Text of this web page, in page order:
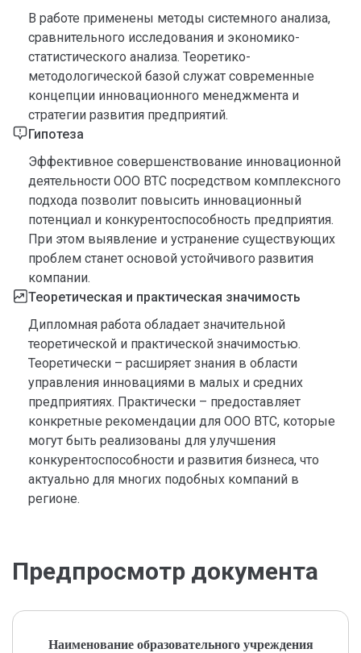
В работе применены методы системного анализа,
сравнительного исследования и экономико-
статистического анализа. Теоретико-
методологической базой служат современные
концепции инновационного менеджмента и
стратегии развития предприятий.
Гипотеза
Эффективное совершенствование инновационной
деятельности ООО ВТС посредством комплексного
подхода позволит повысить инновационный
потенциал и конкурентоспособность предприятия.
При этом выявление и устранение существующих
проблем станет основой устойчивого развития
компании.
Теоретическая и практическая значимость
Дипломная работа обладает значительной
теоретической и практической значимостью.
Теоретически – расширяет знания в области
управления инновациями в малых и средних
предприятиях. Практически – предоставляет
конкретные рекомендации для ООО ВТС, которые
могут быть реализованы для улучшения
конкурентоспособности и развития бизнеса, что
актуально для многих подобных компаний в
регионе.
Предпросмотр документа
Наименование образовательного учреждения